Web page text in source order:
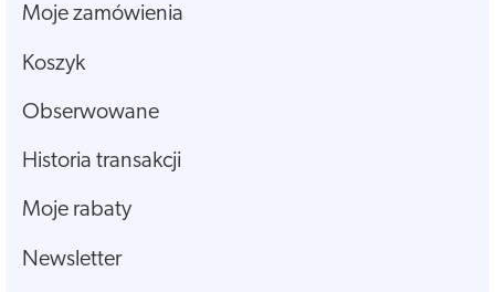
Moje zamówienia
Koszyk
Obserwowane
Historia transakcji
Moje rabaty
Newsletter